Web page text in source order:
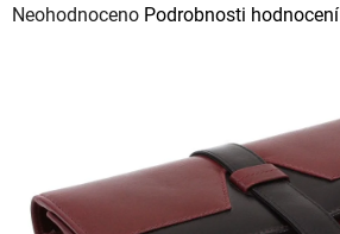
Průměrné
Neohodnoceno Podrobnosti hodnocení